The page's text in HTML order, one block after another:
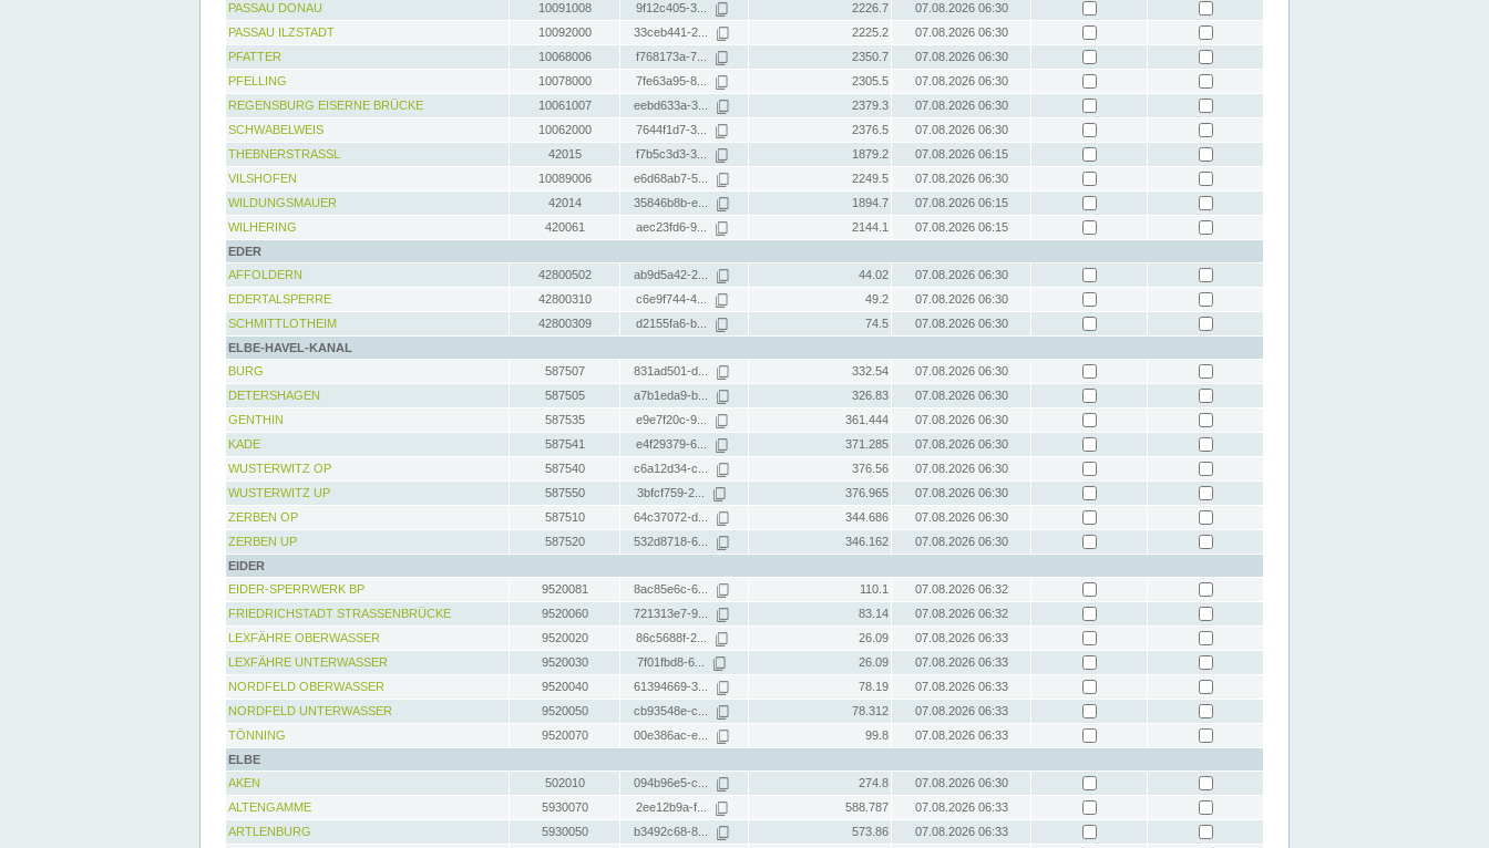
PASSAU DONAU
10091008 9f12c405-3... 2226.7
07.08.2026 06:30
PASSAU ILZSTADT
10092000 33ceb441-2... 2225.2
07.08.2026 06:30
PFATTER
10068006 f768173a-7... 2350.7
07.08.2026 06:30
PFELLING
10078000 7fe63a95-8... 2305.5
07.08.2026 06:30
REGENSBURG EISERNE BRÜCKE
10061007 eebd633a-3... 2379.3
07.08.2026 06:30
SCHWABELWEIS
10062000 7644f1d7-3... 2376.5
07.08.2026 06:30
THEBNERSTRASSL
42015 f7b5c3d3-3... 1879.2
07.08.2026 06:15
VILSHOFEN
10089006 e6d68ab7-5... 2249.5
07.08.2026 06:30
WILDUNGSMAUER
42014 35846b8b-e... 1894.7
07.08.2026 06:15
WILHERING
420061 aec23fd6-9... 2144.1
07.08.2026 06:15
EDER
AFFOLDERN
42800502 ab9d5a42-2... 44.02
07.08.2026 06:30
EDERTALSPERRE
42800310 c6e9f744-4... 49.2
07.08.2026 06:30
SCHMITTLOTHEIM
42800309 d2155fa6-b... 74.5
07.08.2026 06:30
ELBE-HAVEL-KANAL
BURG
587507 831ad501-d... 332.54
07.08.2026 06:30
DETERSHAGEN
587505 a7b1eda9-b... 326.83
07.08.2026 06:30
GENTHIN
587535 e9e7f20c-9... 361.444
07.08.2026 06:30
KADE
587541 e4f29379-6... 371.285
07.08.2026 06:30
WUSTERWITZ OP
587540 c6a12d34-c... 376.56
07.08.2026 06:30
WUSTERWITZ UP
587550 3bfcf759-2... 376.965
07.08.2026 06:30
ZERBEN OP
587510 64c37072-d... 344.686
07.08.2026 06:30
ZERBEN UP
587520 532d8718-6... 346.162
07.08.2026 06:30
EIDER
EIDER-SPERRWERK BP
9520081 8ac85e6c-6... 110.1
07.08.2026 06:32
FRIEDRICHSTADT STRASSENBRÜCKE
9520060 721313e7-9... 83.14
07.08.2026 06:32
LEXFÄHRE OBERWASSER
9520020 86c5688f-2... 26.09
07.08.2026 06:33
LEXFÄHRE UNTERWASSER
9520030 7f01fbd8-6... 26.09
07.08.2026 06:33
NORDFELD OBERWASSER
9520040 61394669-3... 78.19
07.08.2026 06:33
NORDFELD UNTERWASSER
9520050 cb93548e-c... 78.312
07.08.2026 06:33
TÖNNING
9520070 00e386ac-e... 99.8
07.08.2026 06:33
ELBE
AKEN
502010 094b96e5-c... 274.8
07.08.2026 06:30
ALTENGAMME
5930070 2ee12b9a-f... 588.787
07.08.2026 06:33
ARTLENBURG
5930050 b3492c68-8... 573.86
07.08.2026 06:33